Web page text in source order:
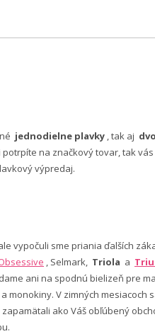
jednodielne plavky , tak aj
na značkový tovar, tak
výpredaj.
vypočuli sme priania ďalších
, Selmark, Triola a
ani na spodnú bielizeň pre
V zimných mesiacoch
ako Váš obľúbený